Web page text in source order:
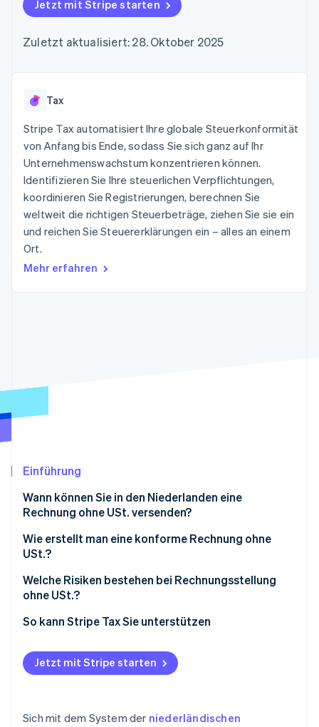
Zugriff auf mehr als
Terminal
Optimierung der
Autorisierungsraten
Link
Beschleunigter
Bezahlvorgang
Financial
Connections
Verbundene
Finanzdaten
Data Pipeline
Datensynchronisierung
Mehr
Product roadmap
Identity
Stripe-Sessions 2026
Jetzt ansehen
Geldmanagement
SaaS
KI-Unternehmen
Creator Economy
Gaming
Bewirtung, Reisen und
Freizeit
Versicherungen
Medien und
Unterhaltung
Gemeinnützige
Organisationen
Öffentlicher Sektor
Marktplatz auf
Abonnementverwaltung
nutzungsbasierte
geht´s
Bereitstellung und
Verwaltung von
Diensten mit Agenten
Ressourcen
Code-Beispiele
API-Status
Produkt-Roadmap
Karriere
Stripe Press
Kontakt
Sales-Team
kontaktieren
Partner werden
Jetzt mit Stripe starten
Zuletzt aktualisiert: 28. Oktober 2025
Tax
Stripe Tax automatisiert Ihre globale Steuerkonformität
von Anfang bis Ende, sodass Sie sich ganz auf Ihr
Unternehmenswachstum konzentrieren können.
Identifizieren Sie Ihre steuerlichen Verpflichtungen,
koordinieren Sie Registrierungen, berechnen Sie
weltweit die richtigen Steuerbeträge, ziehen Sie sie ein
und reichen Sie Steuererklärungen ein – alles an einem
Ort.
Mehr erfahren
Einführung
Wann können Sie in den Niederlanden eine
Rechnung ohne USt. versenden?
Steuerbefreite Aktivitäten
EU-KMU-Regelung (EU-KOR)
Verkäufe zum Nullsteuersatz
Wie erstellt man eine konforme Rechnung ohne
USt.?
Welche Risiken bestehen bei Rechnungsstellung
ohne USt.?
So kann Stripe Tax Sie unterstützen
Jetzt mit Stripe starten
Sich mit dem System der niederländischen